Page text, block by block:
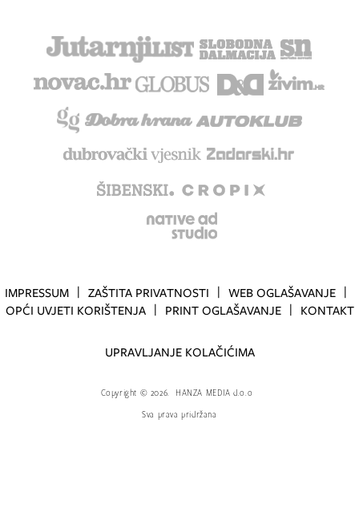
IMPRESSUM ZAŠTITA PRIVATNOSTI
WEB OGLAŠAVANJE
OPĆI UVJETI KORIŠTENJA
PRINT OGLAŠAVANJE KONTAKT
UPRAVLJANJE KOLAČIĆIMA
Copyright © 2026.
HANZA MEDIA d.o.o
Sva prava pridržana